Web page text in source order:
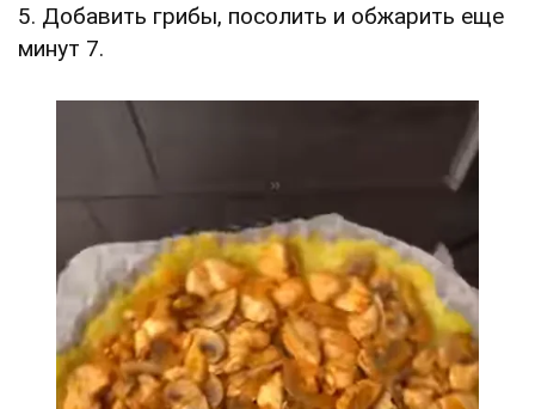
5. Добавить грибы, посолить и обжарить еще
минут 7.